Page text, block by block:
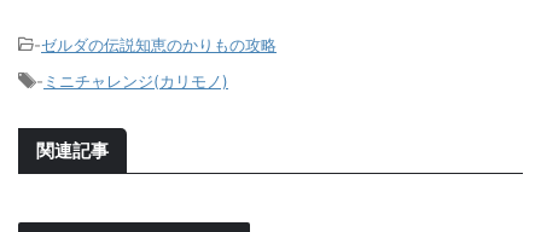
-ゼルダの伝説知恵のかりもの攻略
- ミニチャレンジ(カリモノ)
関連記事